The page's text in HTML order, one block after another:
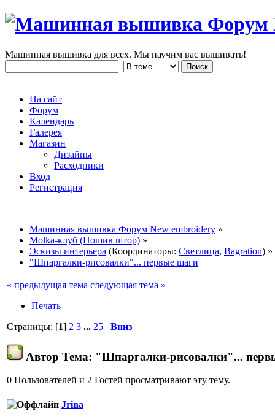
Машинная вышивка для всех. Мы научим вас вышивать!
На сайт
Форум
Календарь
Галерея
Магазин
Дизайны
Расходники
Вход
Регистрация
Машинная вышивка Форум New embroidery »
Molka-клуб (Пошив штор) »
Эскизы интерьера (Координаторы: Светлица, Bagration) »
"Шпаргалки-рисовалки"... первые шаги
« предыдущая тема следующая тема »
Печать
Страницы: [1] 2 3 ... 25 Вниз
Автор Тема: "Шпаргалки-рисовалки"...
0 Пользователей и 2 Гостей просматривают эту тему.
Jrina